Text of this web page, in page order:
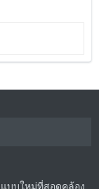
บบใหม่ที่สอดคล้อง